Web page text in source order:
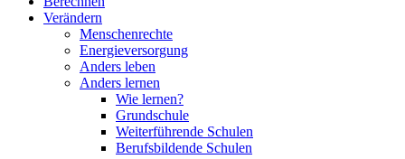
Verändern
Menschenrechte
Energieversorgung
Anders leben
Anders lernen
Wie lernen?
Grundschule
Weiterführende Schulen
Berufsbildende Schulen